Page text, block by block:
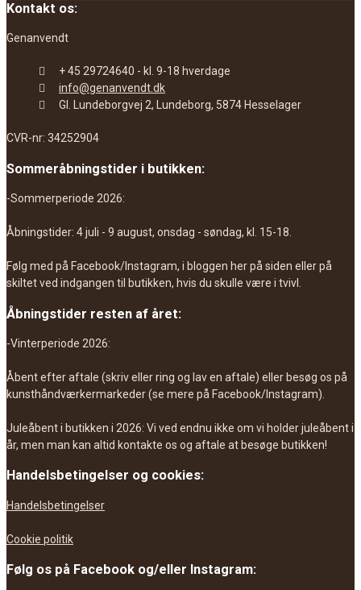
Kontakt os:
Genanvendt
+ 45 29724640 - kl. 9-18 hverdage
info@genanvendt.dk
Gl. Lundeborgvej 2, Lundeborg, 5874 Hesselager
CVR-nr: 34252904
Sommeråbningstider i butikken:
-Sommerperiode 2026:
Åbningstider: 4 juli - 9 august, onsdag - søndag, kl. 15-18.
Følg med på Facebook/Instagram, i bloggen her på siden eller på
skiltet ved indgangen til butikken, hvis du skulle være i tvivl.
Åbningstider resten af året:
-Vinterperiode 2026:
Åbent efter aftale (skriv eller ring og lav en aftale) eller besøg os på
kunsthåndværkermarkeder (se mere på Facebook/Instagram).
Juleåbent i butikken i 2026: Vi ved endnu ikke om vi holder juleåbent i
år, men man kan altid kontakte os og aftale at besøge butikken!
Handelsbetingelser og cookies:
Handelsbetingelser
Cookie politik
Følg os på Facebook og/eller Instagram: